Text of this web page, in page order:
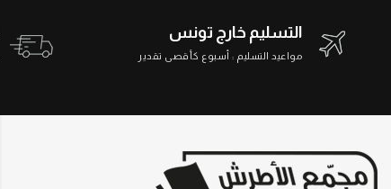
التسليم خارج تونس
مواعيد التسليم : أسبوع كأقصى تقدير